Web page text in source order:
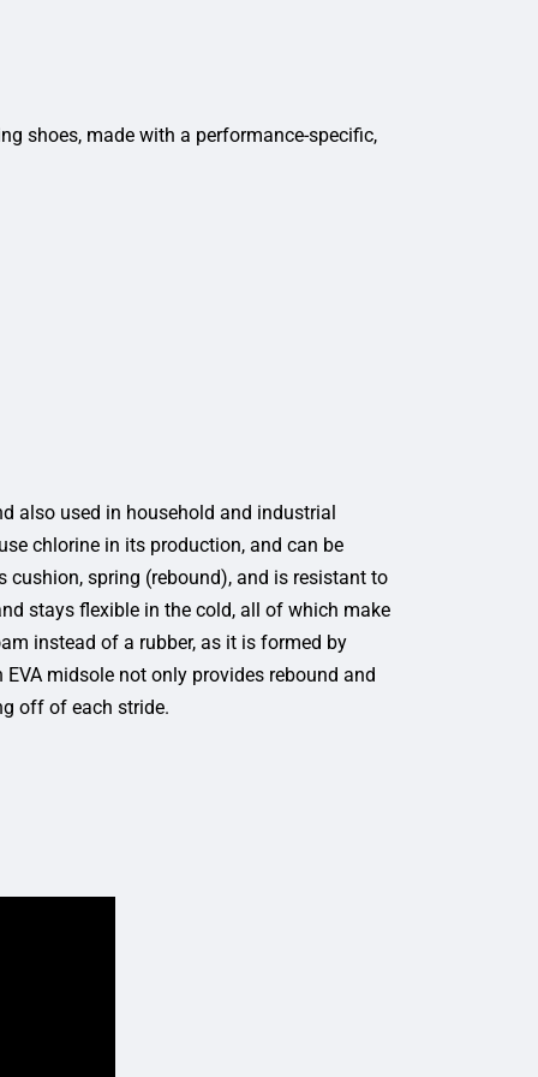
shoes, made with a performance-specific,
also used in household and industrial
chlorine in its production, and can be
spring (rebound), and is resistant to
stays flexible in the cold, all of which make
instead of a rubber, as it is formed by
midsole not only provides rebound and
off of each stride.